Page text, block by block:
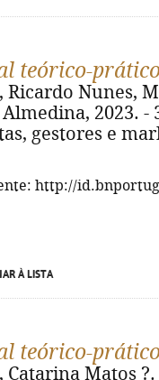
teórico-
Ricardo Nunes,
2023. -
gestores e
http://
À LISTA
teórico-
Catarina Matos